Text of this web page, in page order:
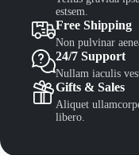
estsem.
Free Shipping
Non pulvinar
24/7 Support
Nullam iaculis
Gifts & Sales
Aliquet
libero.